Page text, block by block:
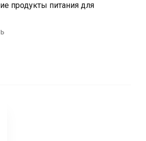
продукты питания для